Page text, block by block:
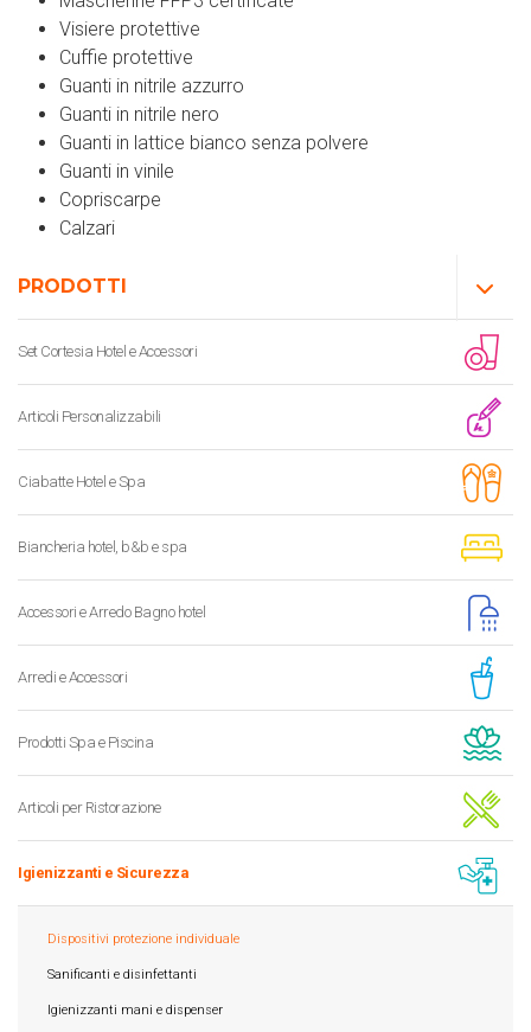
Visiere protettive
Cuffie protettive
Guanti in nitrile azzurro
Guanti in nitrile nero
Guanti in lattice bianco senza polvere
Guanti in vinile
Copriscarpe
Calzari
PRODOTTI
Set Cortesia Hotel e Accessori
Articoli Personalizzabili
Ciabatte Hotel e Spa
Biancheria hotel, b&b e spa
Accessori e Arredo Bagno hotel
Arredi e Accessori
Prodotti Spa e Piscina
Articoli per Ristorazione
Igienizzanti e Sicurezza
Dispositivi protezione individuale
Sanificanti e disinfettanti
Igienizzanti mani e dispenser